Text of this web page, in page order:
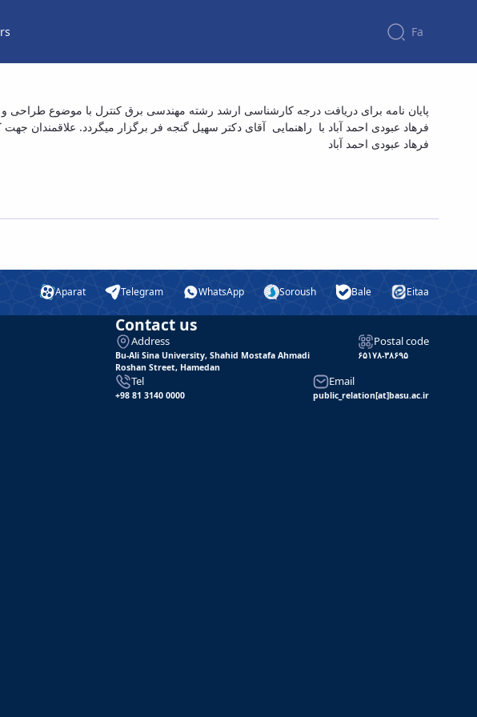
Fa
پایان نامه برای دریافت درجه کارشناسی ارشد رشته مهندسی
سیستم های فوتو ولتائیک با
پایان نامه برای دریافت درجه کارشناسی ارشد رشته مهندسی برق کنترل با موضوع طراحی و
فرهاد عبودی احمد آباد با راهنمایی آقای دکتر سهیل گنجه فر برگزار میگردد. علاقمندان
فرهاد عبودی احمد آباد
Aparat Telegram WhatsApp Soroush Bale Eitaa
Contact us
Address
Bu-Ali Sina University, Shahid Mostafa Ahmadi
Roshan Street, Hamedan
Postal code
۶۵۱۷۸-۳۸۶۹۵
Tel
+98 81 3140 0000
Email
public_relation[at]basu.ac.ir